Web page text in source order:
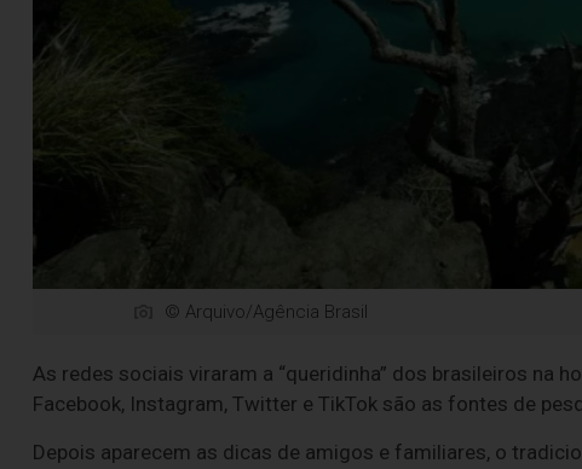
© Arquivo/Agência Brasil
As redes sociais viraram a “queridinha” dos brasileiros na
Facebook, Instagram, Twitter e TikTok são as fontes de
Depois aparecem as dicas de amigos e familiares, o